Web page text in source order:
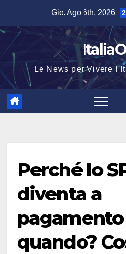
contenuto
Gio. Ago 6th, 2026
Le News per Vivere
Perché lo
diventa a
pagamento
quando?